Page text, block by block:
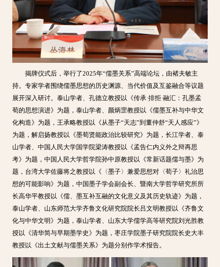
揭牌仪式后，举行了2025年“儒墨关系”高端论坛，由褚夫敏主
持。专家学者围绕儒墨思想的历史渊源、当代价值及互鉴融合等议题
展开深入研讨。泰山学者、孔德立教授以《传承·排拒·融汇：孔墨孟
荀的思想演进》为题，泰山学者、颜炳罡教授以《儒墨互补与中华文
化构造》为题，王承略教授以《从墨子“天志”到董仲舒“天人感应”》
为题，解启扬教授以《墨荀贤能政治比较研究》为题，长江学者、泰
山学者、中国人民大学国学院梁涛教授以《孟告仁内义外之辩再思
考》为题，中国人民大学哲学院孙中原教授以《常新话题儒与墨》为
题，台湾大学佐藤将之教授以《〈墨子〉兼爱思想对〈荀子〉礼治思
想的可能影响》为题，中国墨子学会副会长、暨南大学哲学研究所所
长高华平教授以《儒、墨互补互融的文化意义及其历史轨迹》为题，
泰山学者、山东师范大学齐鲁文化研究院院长吕文明教授以《齐鲁文
化与中华文明》为题，泰山学者、山东大学儒学高等研究院刘光胜教
授以《清华简与早期墨学史》为题，枣庄学院墨子研究院院长史大丰
教授以《出土文献与儒墨关系》为题分别作学术报告。